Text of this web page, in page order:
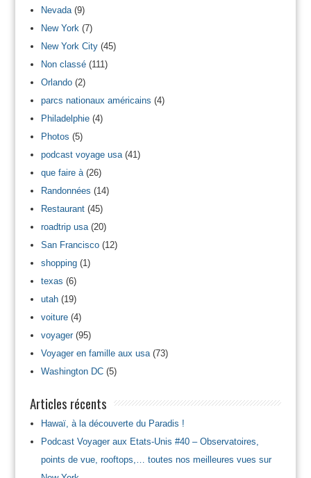
Nevada(9)
New York (7)
New York City(45)
Non classé(111)
Orlando(2)
parcs nationaux américains (4)
Philadelphie(4)
Photos (5)
podcast voyage usa(41)
que faire à(26)
Randonnées (14)
Restaurant(45)
roadtrip usa(20)
San Francisco(12)
shopping(1)
texas (6)
utah(19)
voiture(4)
voyager(95)
Voyager en famille aux usa(73)
Washington DC(5)
Articles récents
Hawaï, à la découverte du Paradis !
Podcast Voyager aux Etats-Unis #40 – Observatoires,
points de vue, rooftops,… toutes nos meilleures vues sur